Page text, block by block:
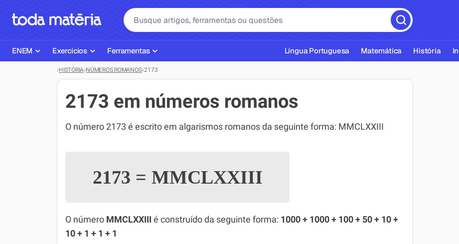
ENEM
Página Inicial ENEM
Plano de Estudos
Corretor de Redação
Exercícios
ENEM
Matemática
História
Química
Ferramentas
Ajudante de Dever de Casa
Corretor de Redação
Gerador Referências Bibliográficas ABNT
Língua Portuguesa Matemática História
›HISTÓRIA›NÚMEROS ROMANOS›2173
2173 em números romanos
O número 2173 é escrito em algarismos romanos da seguinte forma: MMCLXXIII
2173 = MMCLXXIII
O número MMCLXXIII é construído da seguinte forma: 1000 + 1000 + 100 + 50 + 10 +
10 + 1 + 1 + 1